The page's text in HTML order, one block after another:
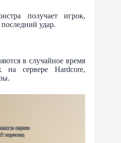
получает игрок,
удар.
в случайное время
сервере Hardcore,